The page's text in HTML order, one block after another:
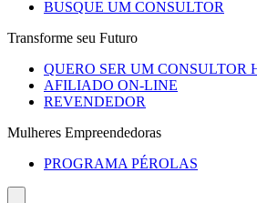
BUSQUE UM CONSULTOR
Transforme seu Futuro
QUERO SER UM CONSULTOR
AFILIADO ON-LINE
REVENDEDOR
Mulheres Empreendedoras
PROGRAMA PÉROLAS